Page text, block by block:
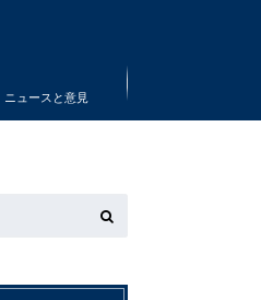
ニュースと意見